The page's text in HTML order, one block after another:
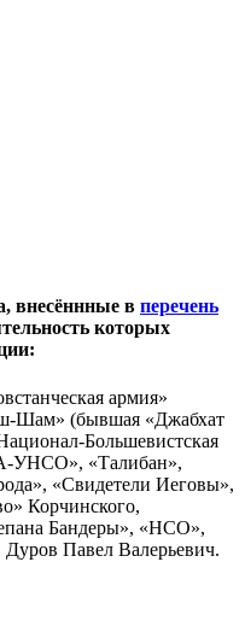
внесённные в перечень
которых
армия»
Шам» (бывшая «Джабхат
Большевистская
УНСО», «Талибан»,
«Свидетели Иеговы»,
Корчинского,
Бандеры», «НСО»,
Павел Валерьевич.